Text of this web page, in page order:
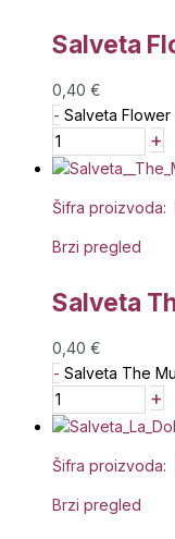
Salveta
0,40 €
- Salveta
+
Šifra proizvoda:
Brzi pregled
Salveta
0,40 €
- Salveta The
+
Šifra proizvoda:
Brzi pregled